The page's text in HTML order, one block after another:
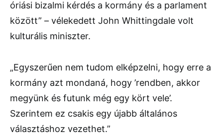
óriási bizalmi kérdés a kormány és a parlament
között” – vélekedett John Whittingdale volt
kulturális miniszter.
„Egyszerűen nem tudom elképzelni, hogy erre a
kormány azt mondaná, hogy ’rendben, akkor
megyünk és futunk még egy kört vele’.
Szerintem ez csakis egy újabb általános
választáshoz vezethet.”